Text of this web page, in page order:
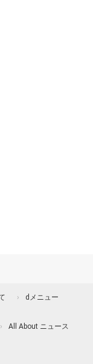
dメニュー
All About ニュース